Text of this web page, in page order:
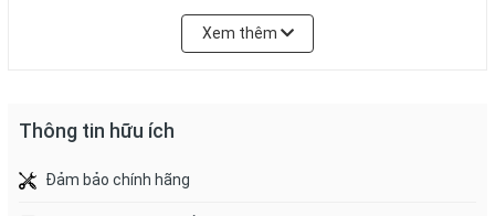
sĩ chuyên khoa. Uống liền sau khi ăn.
- Đối với da, như một chất chống viêm:
Xem thêm
Thông tin hữu ích
Đảm bảo chính hãng